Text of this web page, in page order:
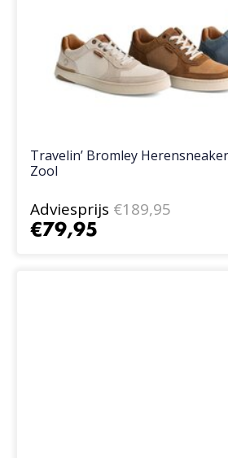
Travelin’ Bromley
Zool
Adviesprijs €189,95
€79,95